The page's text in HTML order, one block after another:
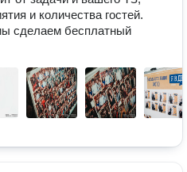
и количества гостей.
сделаем бесплатный